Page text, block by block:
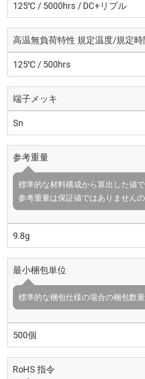
125℃ / 5000hrs / DC+リプル
高温無負荷特性 規定温度/規定時
125℃ / 500hrs
端子メッキ
Sn
参考重量
標準的な材料構成から算出した値
参考重量は保証値ではありません
9.8g
最小梱包単位
標準的な梱包仕様の場合の梱包数量
500個
RoHS 指令